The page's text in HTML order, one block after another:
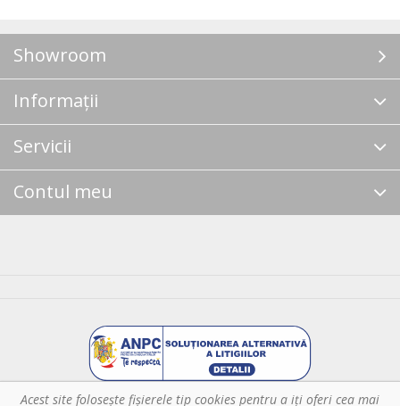
Showroom
Informații
Servicii
Contul meu
Acest site foloseşte fişierele tip cookies pentru a iţi oferi cea mai